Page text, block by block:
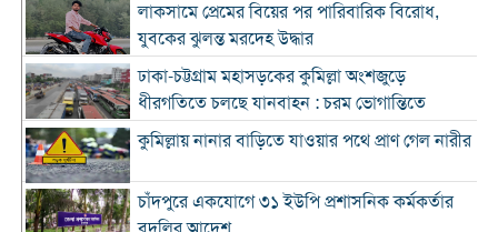
লাকসামে প্রেমের বিয়ের পর পারিবারিক বিরোধ,
যুবকের ঝুলন্ত মরদেহ উদ্ধার
ঢাকা-চট্টগ্রাম মহাসড়কের কুমিল্লা অংশজুড়ে
ধীরগতিতে চলছে যানবাহন : চরম ভোগান্তিতে
কুমিল্লায় নানার বাড়িতে যাওয়ার পথে প্রাণ গেল নারীর
চাঁদপুরে একযোগে ৩১ ইউপি প্রশাসনিক কর্মকর্তার